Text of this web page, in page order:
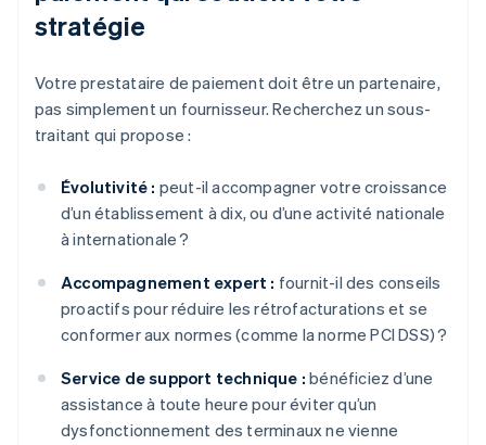
stratégie
Votre prestataire de paiement doit être un partenaire,
pas simplement un fournisseur. Recherchez un sous-
traitant qui propose :
Évolutivité : peut-il accompagner votre croissance
d’un établissement à dix, ou d’une activité nationale
à internationale ?
Accompagnement expert : fournit-il des conseils
proactifs pour réduire les rétrofacturations et se
conformer aux normes (comme la norme PCI DSS) ?
Service de support technique : bénéficiez d’une
assistance à toute heure pour éviter qu’un
dysfonctionnement des terminaux ne vienne